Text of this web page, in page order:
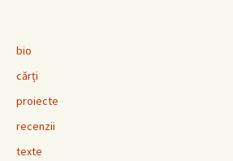
bio
cărți
proiecte
recenzii
texte